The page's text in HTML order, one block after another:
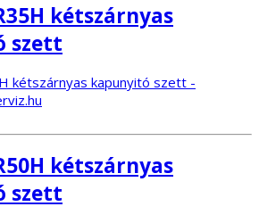
kétszárnyas
szett
kétszárnyas
szett